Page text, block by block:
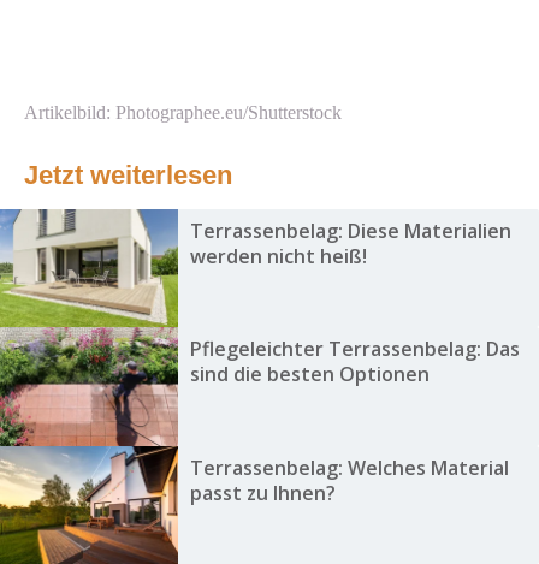
Artikelbild: Photographee.eu/Shutterstock
Jetzt weiterlesen
Terrassenbelag: Diese Materialien
werden nicht heiß!
Pflegeleichter Terrassenbelag: Das
sind die besten Optionen
Terrassenbelag: Welches Material
passt zu Ihnen?